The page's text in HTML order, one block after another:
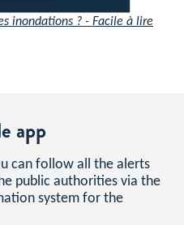
inondations ? - Facile à lire
app
can follow all the alerts
public authorities via the
system for the